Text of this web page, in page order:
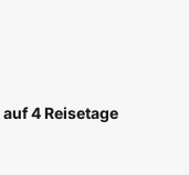
4 Reisetage